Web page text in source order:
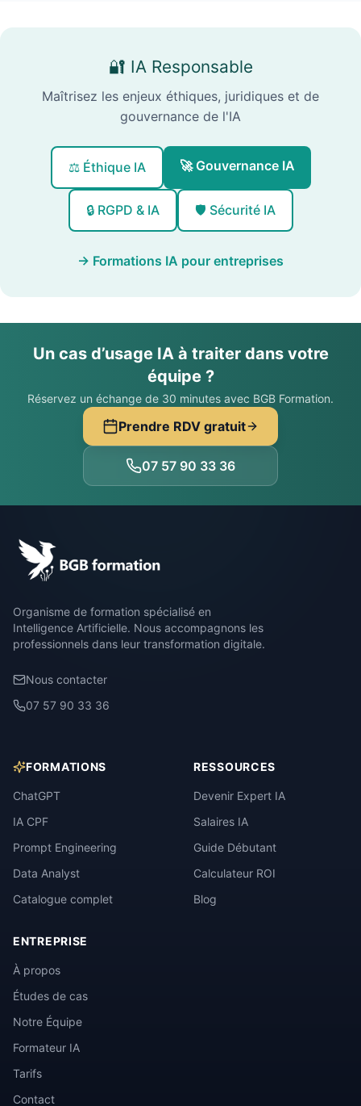
🔐 IA Responsable
Maîtrisez les enjeux éthiques, juridiques et de
gouvernance de l'IA
⚖️ Éthique IA 🚀 Gouvernance IA
🔒 RGPD & IA 🛡️ Sécurité IA
→ Formations IA pour entreprises
Un cas d’usage IA à traiter dans votre
équipe ?
Réservez un échange de 30 minutes avec BGB Formation.
Prendre RDV gratuit
07 57 90 33 36
Organisme de formation spécialisé en
Intelligence Artificielle. Nous accompagnons les
professionnels dans leur transformation digitale.
Nous contacter
07 57 90 33 36
FORMATIONS
ChatGPT
IA CPF
Prompt Engineering
Data Analyst
Catalogue complet
RESSOURCES
Devenir Expert IA
Salaires IA
Guide Débutant
Calculateur ROI
Blog
ENTREPRISE
À propos
Études de cas
Notre Équipe
Formateur IA
Tarifs
Contact